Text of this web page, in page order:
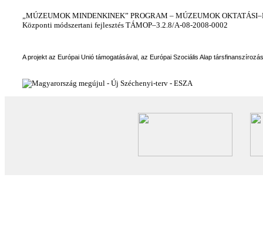
„MÚZEUMOK MINDENKINEK” PROGRAM – MÚZEUMOK
Központi módszertani fejlesztés TÁMOP–3.2.8/A-08-2008-0002
A projekt az Európai Unió támogatásával, az Európai Szociális Alap